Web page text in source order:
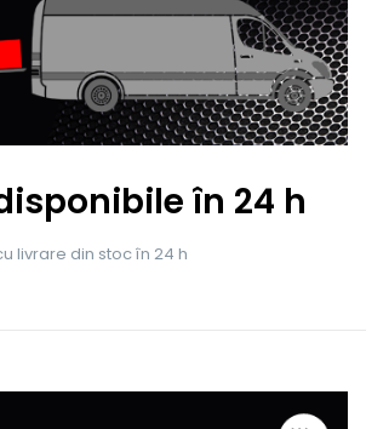
în 24 h
livrare din stoc în 24 h